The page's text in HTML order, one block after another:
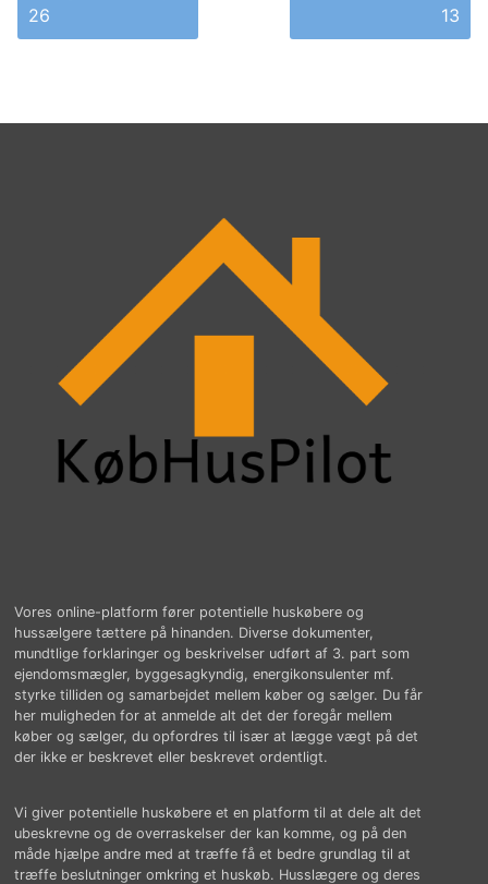
26
13
Vores online-platform fører potentielle huskøbere og
hussælgere tættere på hinanden. Diverse dokumenter,
mundtlige forklaringer og beskrivelser udført af 3. part som
ejendomsmægler, byggesagkyndig, energikonsulenter mf.
styrke tilliden og samarbejdet mellem køber og sælger. Du får
her muligheden for at anmelde alt det der foregår mellem
køber og sælger, du opfordres til især at lægge vægt på det
der ikke er beskrevet eller beskrevet ordentligt.
Vi giver potentielle huskøbere et en platform til at dele alt det
ubeskrevne og de overraskelser der kan komme, og på den
måde hjælpe andre med at træffe få et bedre grundlag til at
træffe beslutninger omkring et huskøb. Husslægere og deres